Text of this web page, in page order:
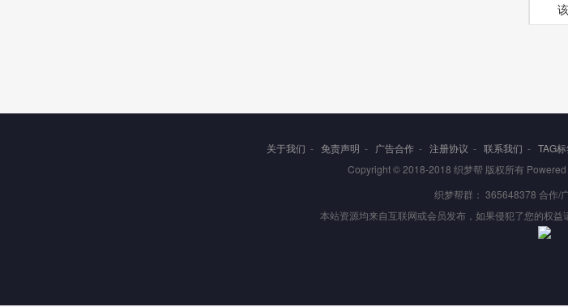
关于我们 - 免责声明 - 广告合作 - 注册协议 - 联系我们 - TAG
Copyright © 2018-2018 织梦帮 版权所有
织梦帮群： 365648378 合作/
本站资源均来自互联网或会员发布，如果侵犯了您的权